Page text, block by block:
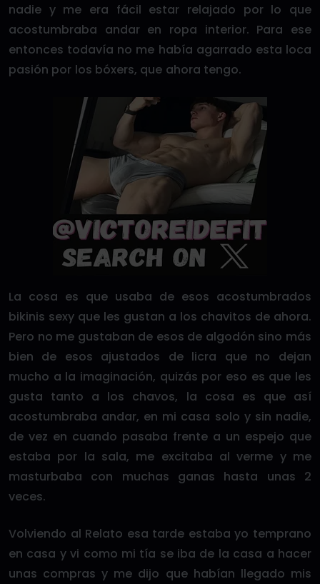
nadie y me era fácil estar relajado por lo que
acostumbraba andar en ropa interior. Para ese
entonces todavía no me había agarrado esta loca
pasión por los bóxers, que ahora tengo.
La cosa es que usaba de esos acostumbrados
bikinis sexy que les gustan a los chavitos de ahora.
Pero no me gustaban de esos de algodón sino más
bien de esos ajustados de licra que no dejan
mucho a la imaginación, quizás por eso es que les
gusta tanto a los chavos, la cosa es que así
acostumbraba andar, en mi casa solo y sin nadie,
de vez en cuando pasaba frente a un espejo que
estaba por la sala, me excitaba al verme y me
masturbaba con muchas ganas hasta unas 2
veces.
Volviendo al Relato esa tarde estaba yo temprano
en casa y vi como mi tía se iba de la casa a hacer
unas compras y me dijo que habían llegado mis